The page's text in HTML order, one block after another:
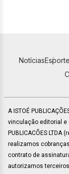
Notícias
A ISTOÉ
vinculação editorial e
PUBLICACÕES
realizamos
contrato de
autorizamos